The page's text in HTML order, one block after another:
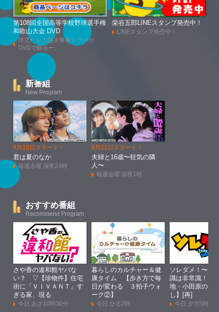
第108回全国高等学校野球選手権
和歌山大会 DVD
球児たちの熱き青春ドラマが
DVDで蘇るー。
栄谷五郎LINEスタンプ発売中！
LINEスタンプ発売中！
新番組
New Program
8月19日スタート！
君は夏のなか
毎週水曜 深夜24時
8月21日スタート！
夫婦と16歳〜狂気の隣
人〜
毎週金曜 深夜1時
おすすめ番組
Recommend Program
さや香の違和館ヤバな
い？ ▽【珍物件】住宅
街に「ＶＩＶＡＮＴ」す
ぎる家、現る
今日 あさ10時30分
暮らしのカルチャー＆健
康タイム 【歩き方で毎
日が変わる ３拍子ウォ
ーク②】
今日 ひる2時
ソレダメ！〜あ
識は非常識！？
地・小田原のマ
し】[再]
今日 夕方5時